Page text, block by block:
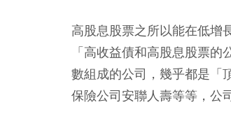
高股息股票之所以能在低增
「高收益債和高股息股票
數組成的公司，幾乎都是「
保險公司安聯人壽等等，公